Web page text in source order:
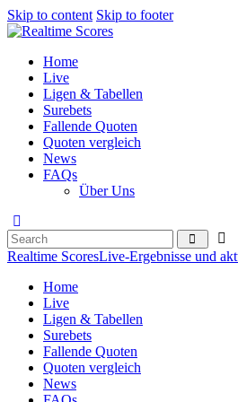
Skip to content Skip to footer
Home
Live
Ligen & Tabellen
Surebets
Fallende Quoten
Quoten vergleich
News
FAQs
Über Uns
Realtime ScoresLive-Ergebnisse und
Home
Live
Ligen & Tabellen
Surebets
Fallende Quoten
Quoten vergleich
News